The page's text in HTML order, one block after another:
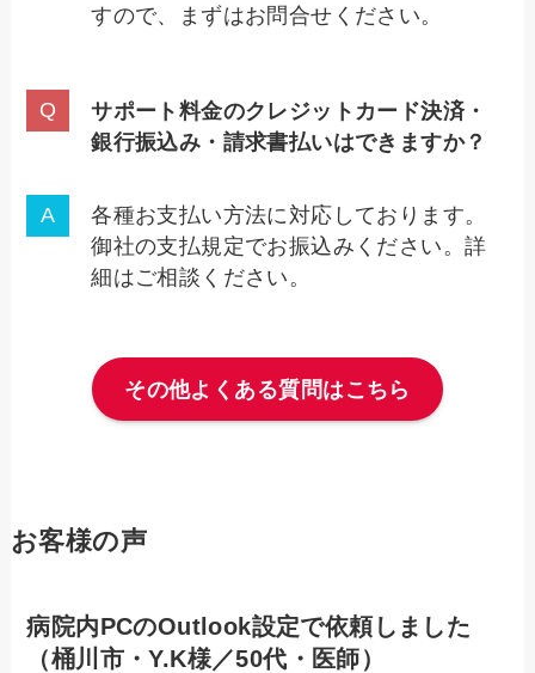
すので、まずはお問合せください。
サポート料金のクレジットカード決済・
銀行振込み・請求書払いはできますか？
各種お支払い方法に対応しております。
御社の支払規定でお振込みください。詳
細はご相談ください。
その他よくある質問はこちら
お客様の声
病院内PCのOutlook設定で依頼しました
（桶川市・Y.K様／50代・医師）